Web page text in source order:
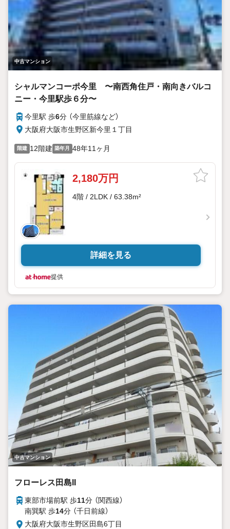
中古マンション
シャルマンコーポ今里 〜南西角住戸・南向きバルコ
ニー・今里駅歩６分〜
今里駅 歩6分 （今里筋線など）
大阪府大阪市生野区新今里１丁目
階建 12階建 築年月 48年11ヶ月
2,180万円
4階 / 2LDK / 63.38m²
詳細を見る
提供
中古マンション
フローレス田島II
東部市場前駅 歩11分 （関西線）
南巽駅 歩14分 （千日前線）
大阪府大阪市生野区田島6丁目